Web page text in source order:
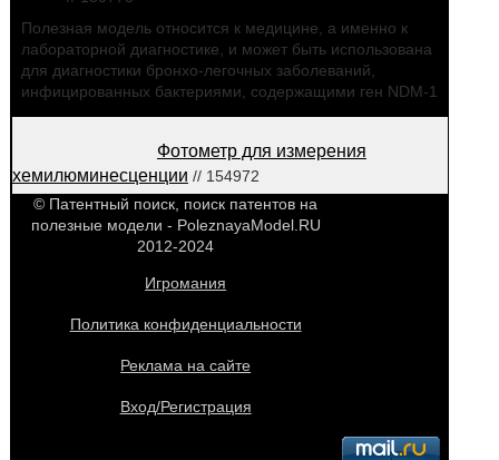
Полезная модель относится к медицине, а именно к
лабораторной диагностике, и может быть использована
для диагностики бронхо-легочных заболеваний,
инфицированных бактериями, содержащими ген NDM-1
Фотометр для измерения
хемилюминесценции // 154972
© Патентный поиск, поиск патентов на
полезные модели - PoleznayaModel.RU
2012-2024
Игромания
Политика конфиденциальности
Реклама на сайте
Вход/Регистрация